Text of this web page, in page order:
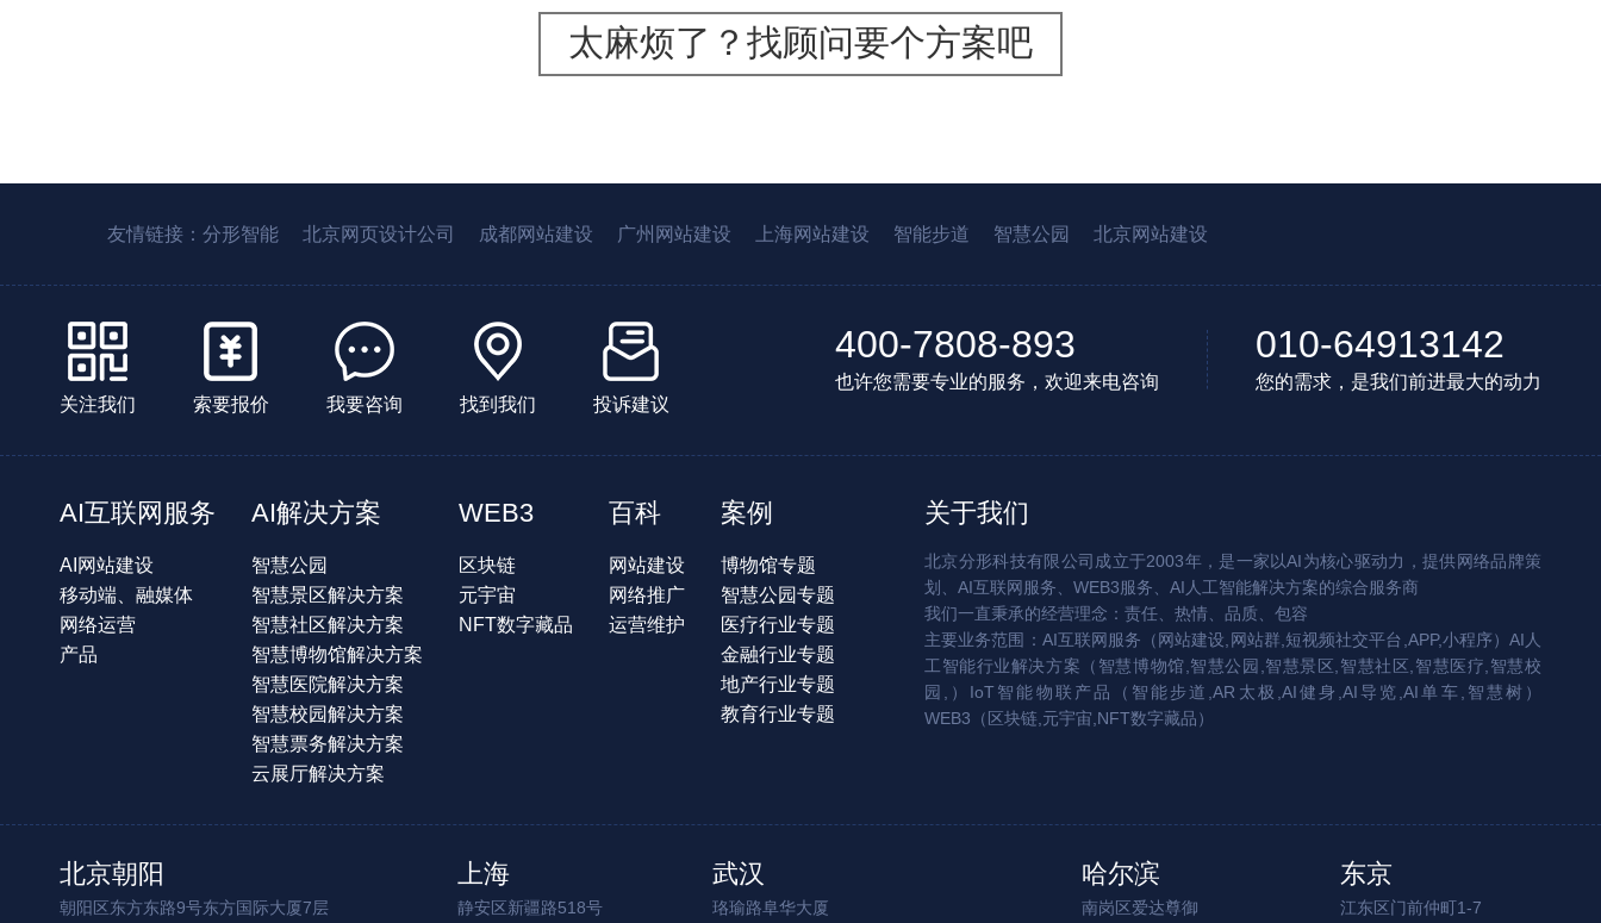
太麻烦了？找顾问要个方案吧
友情链接： 分形智能 北京网页设计公司 成都网站建设 广州网站建设 上海网站建设 智能步道 智慧公园 北京网站建设
关注我们 索要报价 我要咨询 找到我们 投诉建议
400-7808-893
也许您需要专业的服务，欢迎来电咨询
010-64913142
您的需求，是我们前进最大的动力
AI互联网服务
AI网站建设
移动端、融媒体
网络运营
产品
AI解决方案
智慧公园
智慧景区解决方案
智慧社区解决方案
智慧博物馆解决方案
智慧医院解决方案
智慧校园解决方案
智慧票务解决方案
云展厅解决方案
WEB3
区块链
元宇宙
NFT数字藏品
百科
网站建设
网络推广
运营维护
案例
博物馆专题
智慧公园专题
医疗行业专题
金融行业专题
地产行业专题
教育行业专题
关于我们
北京分形科技有限公司成立于2003年，是一家以AI为核心驱动力，提供网络品牌策
划、AI互联网服务、WEB3服务、AI人工智能解决方案的综合服务商
我们一直秉承的经营理念：责任、热情、品质、包容
主要业务范围：AI互联网服务（网站建设,网站群,短视频社交平台,APP,小程序）AI人
工智能行业解决方案（智慧博物馆,智慧公园,智慧景区,智慧社区,智慧医疗,智慧校
园,）IoT智能物联产品（智能步道,AR太极,AI健身,AI导览,AI单车,智慧树）
WEB3（区块链,元宇宙,NFT数字藏品）
北京朝阳
朝阳区东方东路9号东方国际大厦7层
上海
静安区新疆路518号
武汉
珞瑜路阜华大厦
哈尔滨
南岗区爱达尊御
东京
江东区门前仲町1-7